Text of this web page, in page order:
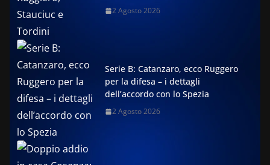
2 Agosto 2026
Serie B: Catanzaro, ecco Ruggero
per la difesa – i dettagli
dell’accordo con lo Spezia
2 Agosto 2026